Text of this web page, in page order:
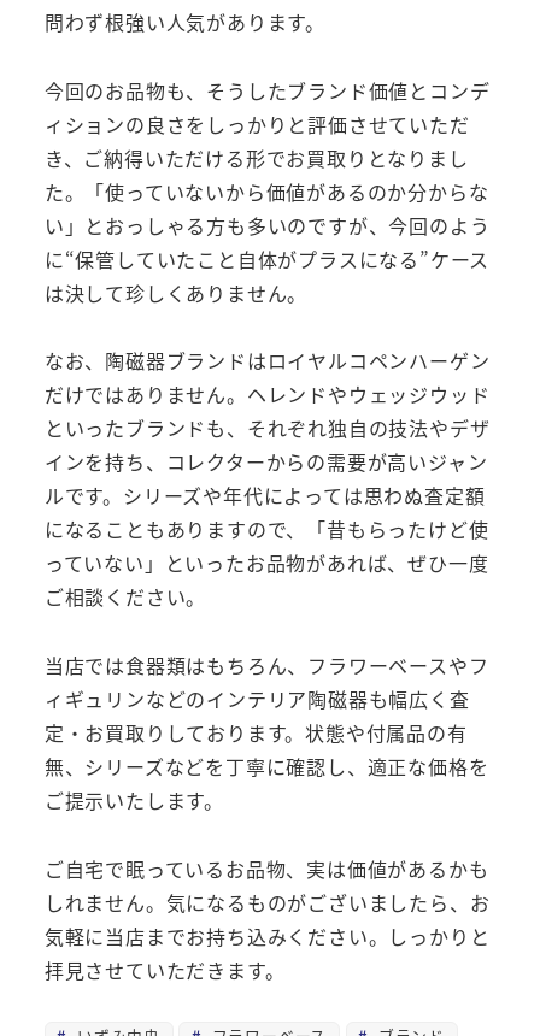
問わず根強い人気があります。
今回のお品物も、そうしたブランド価値とコンデ
ィションの良さをしっかりと評価させていただ
き、ご納得いただける形でお買取りとなりまし
た。「使っていないから価値があるのか分からな
い」とおっしゃる方も多いのですが、今回のよう
に“保管していたこと自体がプラスになる”ケース
は決して珍しくありません。
なお、陶磁器ブランドはロイヤルコペンハーゲン
だけではありません。ヘレンドやウェッジウッド
といったブランドも、それぞれ独自の技法やデザ
インを持ち、コレクターからの需要が高いジャン
ルです。シリーズや年代によっては思わぬ査定額
になることもありますので、「昔もらったけど使
っていない」といったお品物があれば、ぜひ一度
ご相談ください。
当店では食器類はもちろん、フラワーベースやフ
ィギュリンなどのインテリア陶磁器も幅広く査
定・お買取りしております。状態や付属品の有
無、シリーズなどを丁寧に確認し、適正な価格を
ご提示いたします。
ご自宅で眠っているお品物、実は価値があるかも
しれません。気になるものがございましたら、お
気軽に当店までお持ち込みください。しっかりと
拝見させていただきます。